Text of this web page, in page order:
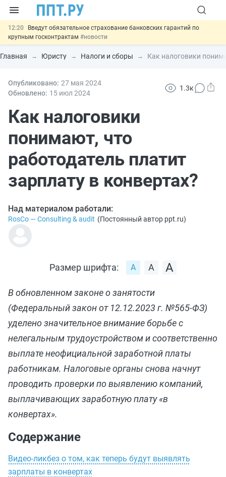
12:20
Введут обязательное страхование банковских гарантий по
крупным госконтрактам #новости
11:12 Закон об ИИ синхронизируют с Гражданским кодексом#новости
00:01
10 августа: важные документы, вступающие в силу сегодня
#новости
платформу ГИС ЕЦП до 31 августа
Главная Юристу Налоги и сборы Как налоговики
Опубликовано: 27 мая 2024
Обновлено: 15 июл 2024
1.3к
Как налоговики
понимают, что
работодатель платит
зарплату в конвертах?
Над материалом работали:
RosCo — Consulting & audit (Постоянный автор ppt.ru)
Размер шрифта:
В обновленном законе о занятости
(Федеральный закон от 12.12.2023 г. №565-ФЗ)
уделено значительное внимание борьбе с
нелегальным трудоустройством и соответственно
выплате неофициальной заработной платы
работникам. Налоговые органы снова начнут
проводить проверки по выявлению компаний,
выплачивающих заработную плату «в
конвертах».
Содержание
Видео-ликбез о том, как теперь будут выявлять
зарплаты в конвертах